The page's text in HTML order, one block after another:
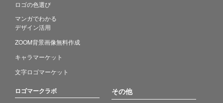
ロゴの色選び
マンガでわかる
デザイン活用
ZOOM背景画像無料作成
キャラマーケット
文字ロゴマーケット
ロゴマークラボ その他